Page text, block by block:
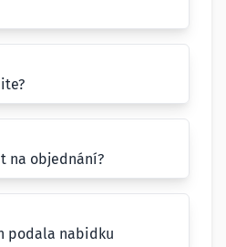
na objednání?
podala nabidku